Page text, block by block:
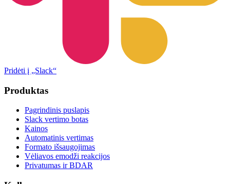
Pridėti į „Slack“
Produktas
Pagrindinis puslapis
Slack vertimo botas
Kainos
Automatinis vertimas
Formato išsaugojimas
Vėliavos emodži reakcijos
Privatumas ir BDAR